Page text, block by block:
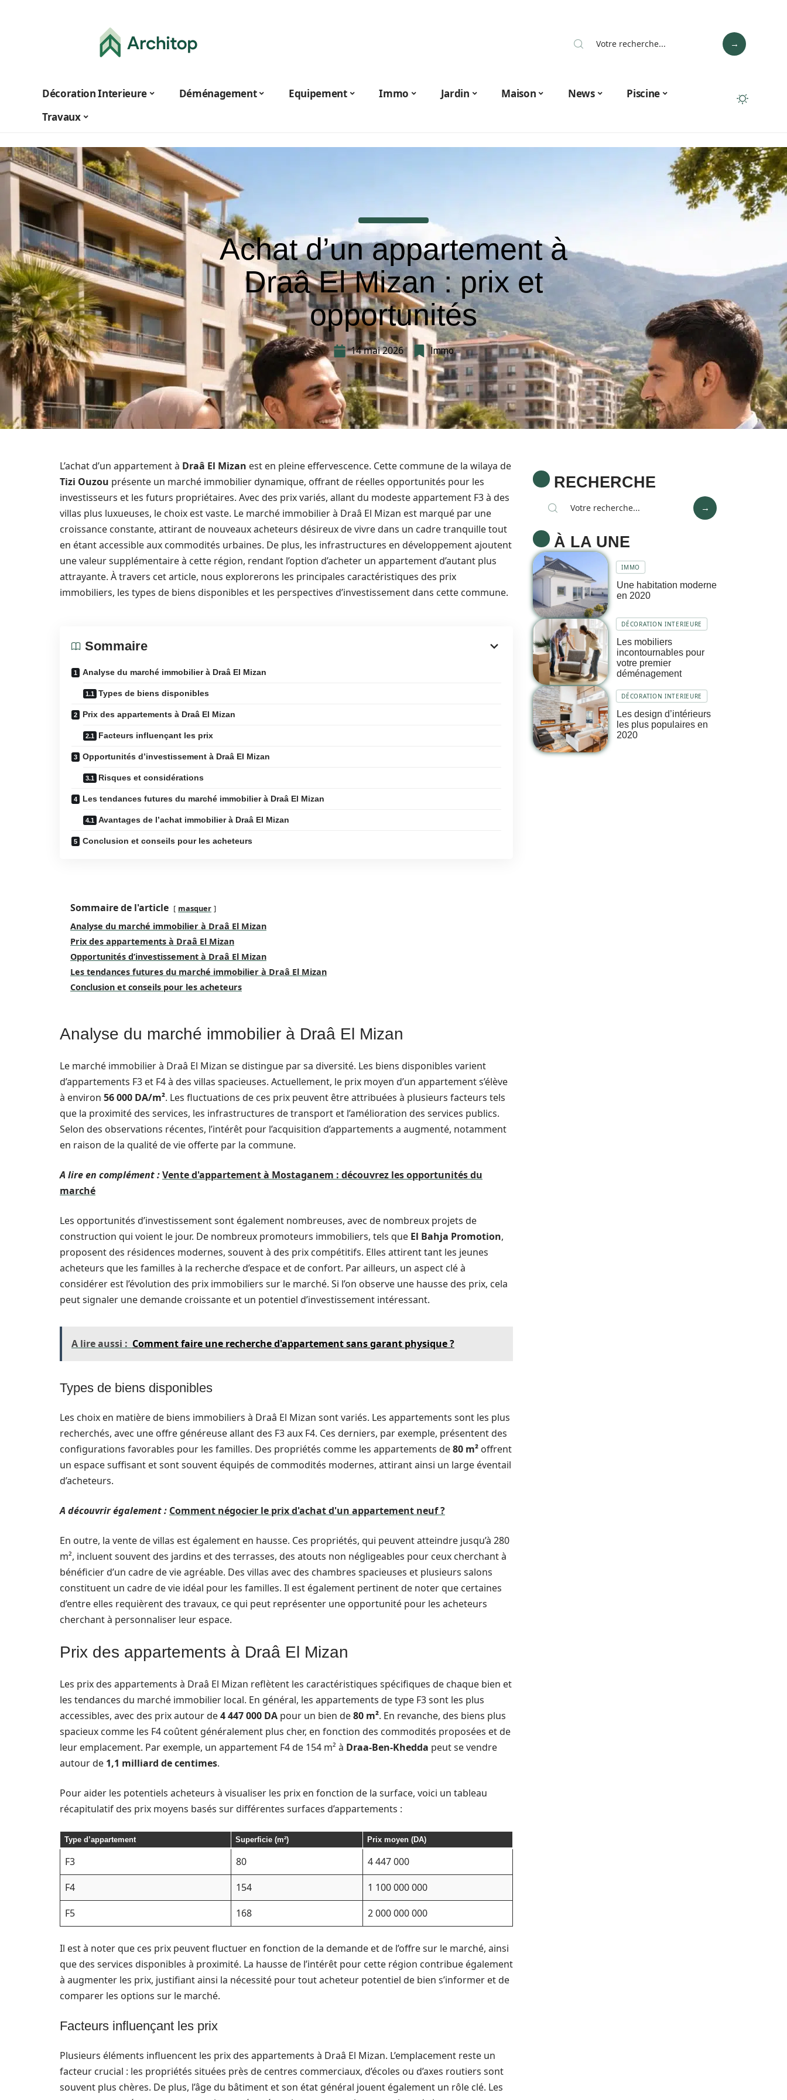
Décoration Interieure Déménagement Equipement Immo Jardin Maison News
Piscine
Travaux
Achat d’un appartement à
Draâ El Mizan : prix et
opportunités
14 mai 2026 Immo
L’achat d’un appartement à Draâ El Mizan est en pleine effervescence. Cette commune de la wilaya de
Tizi Ouzou présente un marché immobilier dynamique, offrant de réelles opportunités pour les
investisseurs et les futurs propriétaires. Avec des prix variés, allant du modeste appartement F3 à des
villas plus luxueuses, le choix est vaste. Le marché immobilier à Draâ El Mizan est marqué par une
croissance constante, attirant de nouveaux acheteurs désireux de vivre dans un cadre tranquille tout
en étant accessible aux commodités urbaines. De plus, les infrastructures en développement ajoutent
une valeur supplémentaire à cette région, rendant l’option d’acheter un appartement d’autant plus
attrayante. À travers cet article, nous explorerons les principales caractéristiques des prix
immobiliers, les types de biens disponibles et les perspectives d’investissement dans cette commune.
Sommaire
Analyse du marché immobilier à Draâ El Mizan
Types de biens disponibles
Prix des appartements à Draâ El Mizan
Facteurs influençant les prix
Opportunités d’investissement à Draâ El Mizan
Risques et considérations
Les tendances futures du marché immobilier à Draâ El Mizan
Avantages de l’achat immobilier à Draâ El Mizan
Conclusion et conseils pour les acheteurs
Sommaire de l'article masquer
Analyse du marché immobilier à Draâ El Mizan
Prix des appartements à Draâ El Mizan
Opportunités d’investissement à Draâ El Mizan
Les tendances futures du marché immobilier à Draâ El Mizan
Conclusion et conseils pour les acheteurs
Analyse du marché immobilier à Draâ El Mizan
Le marché immobilier à Draâ El Mizan se distingue par sa diversité. Les biens disponibles varient
d’appartements F3 et F4 à des villas spacieuses. Actuellement, le prix moyen d’un appartement s’élève
à environ 56 000 DA/m². Les fluctuations de ces prix peuvent être attribuées à plusieurs facteurs tels
que la proximité des services, les infrastructures de transport et l’amélioration des services publics.
Selon des observations récentes, l’intérêt pour l’acquisition d’appartements a augmenté, notamment
en raison de la qualité de vie offerte par la commune.
A lire en complément :Vente d'appartement à Mostaganem : découvrez les opportunités du
marché
Les opportunités d’investissement sont également nombreuses, avec de nombreux projets de
construction qui voient le jour. De nombreux promoteurs immobiliers, tels que El Bahja Promotion,
proposent des résidences modernes, souvent à des prix compétitifs. Elles attirent tant les jeunes
acheteurs que les familles à la recherche d’espace et de confort. Par ailleurs, un aspect clé à
considérer est l’évolution des prix immobiliers sur le marché. Si l’on observe une hausse des prix, cela
peut signaler une demande croissante et un potentiel d’investissement intéressant.
A lire aussi : Comment faire une recherche d'appartement sans garant physique ?
Types de biens disponibles
Les choix en matière de biens immobiliers à Draâ El Mizan sont variés. Les appartements sont les plus
recherchés, avec une offre généreuse allant des F3 aux F4. Ces derniers, par exemple, présentent des
configurations favorables pour les familles. Des propriétés comme les appartements de80 m² offrent
un espace suffisant et sont souvent équipés de commodités modernes, attirant ainsi un large éventail
d’acheteurs.
A découvrir également : Comment négocier le prix d'achat d'un appartement neuf ?
En outre, la vente de villas est également en hausse. Ces propriétés, qui peuvent atteindre jusqu’à 280
m², incluent souvent des jardins et des terrasses, des atouts non négligeables pour ceux cherchant à
bénéficier d’un cadre de vie agréable. Des villas avec des chambres spacieuses et plusieurs salons
constituent un cadre de vie idéal pour les familles. Il est également pertinent de noter que certaines
d’entre elles requièrent des travaux, ce qui peut représenter une opportunité pour les acheteurs
cherchant à personnaliser leur espace.
Prix des appartements à Draâ El Mizan
Les prix des appartements à Draâ El Mizan reflètent les caractéristiques spécifiques de chaque bien et
les tendances du marché immobilier local. En général, les appartements de type F3 sont les plus
accessibles, avec des prix autour de4 447 000 DA pour un bien de80 m². En revanche, des biens plus
spacieux comme les F4 coûtent généralement plus cher, en fonction des commodités proposées et de
leur emplacement. Par exemple, un appartement F4 de 154 m² à Draa-Ben-Khedda peut se vendre
autour de 1,1 milliard de centimes.
Pour aider les potentiels acheteurs à visualiser les prix en fonction de la surface, voici un tableau
récapitulatif des prix moyens basés sur différentes surfaces d’appartements :
Type d’appartement Superficie (m²) Prix moyen (DA)
F3 80
4 447 000
F4
154
1 100 000 000
F5
168 2 000 000 000
Il est à noter que ces prix peuvent fluctuer en fonction de la demande et de l’offre sur le marché, ainsi
que des services disponibles à proximité. La hausse de l’intérêt pour cette région contribue également
à augmenter les prix, justifiant ainsi la nécessité pour tout acheteur potentiel de bien s’informer et de
comparer les options sur le marché.
Facteurs influençant les prix
Plusieurs éléments influencent les prix des appartements à Draâ El Mizan. L’emplacement reste un
facteur crucial : les propriétés situées près de centres commerciaux, d’écoles ou d’axes routiers sont
souvent plus chères. De plus, l’âge du bâtiment et son état général jouent également un rôle clé. Les
RECHERCHE
À LA UNE
IMMO
Une habitation moderne
en 2020
DÉCORATION INTERIEURE
Les mobiliers
incontournables pour
votre premier
déménagement
DÉCORATION INTERIEURE
Les design d’intérieurs
les plus populaires en
2020